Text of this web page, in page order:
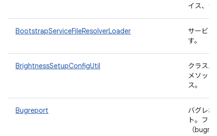
イス、つ
BootstrapServiceFileResolverLoader
サービ
す。
BrightnessSetupConfigUtil
クラス
メソッ
ス。
Bugreport
バグレ
ト。フ
（